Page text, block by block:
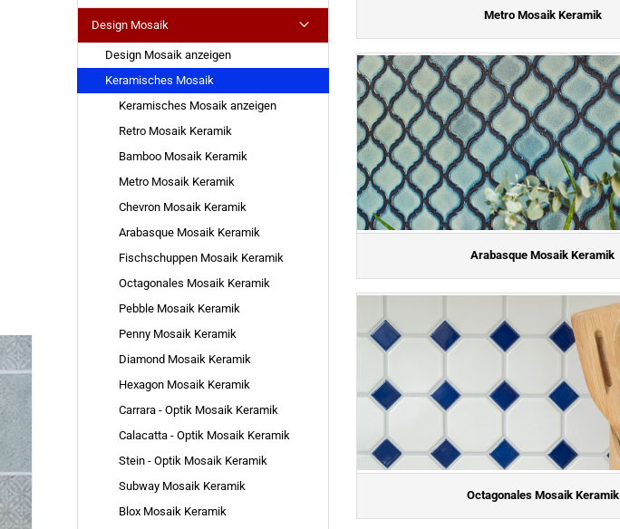
Metro Mosaik Keramik
Arabasque Mosaik Keramik
Octagonales Mosaik Keramik
Design Mosaik
Design Mosaik anzeigen
Keramisches Mosaik
Keramisches Mosaik anzeigen
Retro Mosaik Keramik
Bamboo Mosaik Keramik
Metro Mosaik Keramik
Chevron Mosaik Keramik
Arabasque Mosaik Keramik
Fischschuppen Mosaik Keramik
Octagonales Mosaik Keramik
Pebble Mosaik Keramik
Penny Mosaik Keramik
Diamond Mosaik Keramik
Hexagon Mosaik Keramik
Carrara - Optik Mosaik Keramik
Calacatta - Optik Mosaik Keramik
Stein - Optik Mosaik Keramik
Subway Mosaik Keramik
Blox Mosaik Keramik